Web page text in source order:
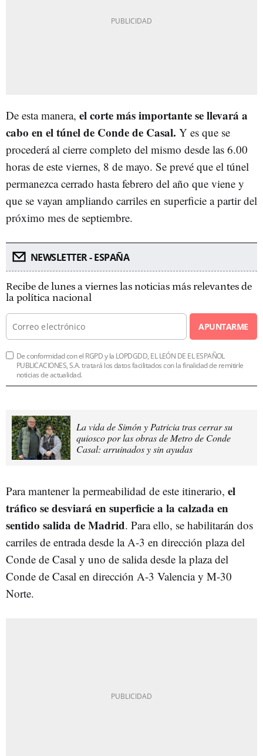
De esta manera, el corte más importante se llevará a
cabo en el túnel de Conde de Casal. Y es que se
procederá al cierre completo del mismo desde las 6.00
horas de este viernes, 8 de mayo. Se prevé que el túnel
permanezca cerrado hasta febrero del año que viene y
que se vayan ampliando carriles en superficie a partir del
próximo mes de septiembre.
NEWSLETTER - ESPAÑA
Recibe de lunes a viernes las noticias más relevantes de
la política nacional
APUNTARME
De conformidad con el RGPD y la LOPDGDD, EL LEÓN DE EL ESPAÑOL
PUBLICACIONES, S.A. tratará los datos facilitados con la finalidad de remitirle
noticias de actualidad.
La vida de Simón y Patricia tras cerrar su
quiosco por las obras de Metro de Conde
Casal: arruinados y sin ayudas
Para mantener la permeabilidad de este itinerario, el
tráfico se desviará en superficie a la calzada en
sentido salida de Madrid. Para ello, se habilitarán dos
carriles de entrada desde la A-3 en dirección plaza del
Conde de Casal y uno de salida desde la plaza del
Conde de Casal en dirección A-3 Valencia y M-30
Norte.